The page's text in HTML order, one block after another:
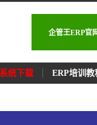
企管王ERP官
统下载 ERP培训教